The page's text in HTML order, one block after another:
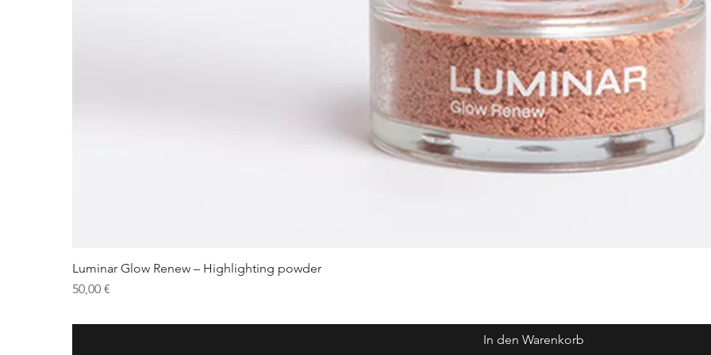
Luminar Glow Renew – Highlighting powder
Preis
50,00 €
In den Warenkorb